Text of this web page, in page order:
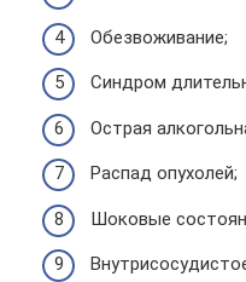
Обезвоживание;
Синдром
Острая
Распад опухолей;
Шоковые